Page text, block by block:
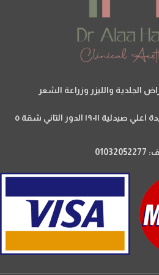
الجلدية والليزر وزراعة الشعر